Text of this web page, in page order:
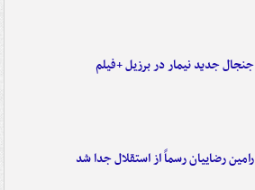
جنجال جدید نیمار در برزیل +فیلم
رامین رضاییان رسماً از استقلال جدا شد